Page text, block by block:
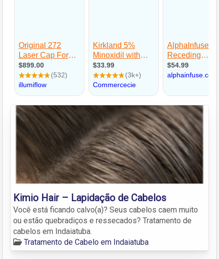
Kimio Hair – Lapidação de Cabelos
Você está ficando calvo(a)? Seus cabelos caem muito
ou estão quebradiços e ressecados? Tratamento de
cabelos em Indaiatuba.
Tratamento de Cabelo em Indaiatuba